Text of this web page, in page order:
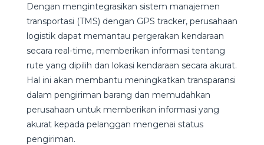
Dengan mengintegrasikan sistem manajemen
transportasi (TMS) dengan GPS tracker, perusahaan
logistik dapat memantau pergerakan kendaraan
secara real-time, memberikan informasi tentang
rute yang dipilih dan lokasi kendaraan secara akurat.
Hal ini akan membantu meningkatkan transparansi
dalam pengiriman barang dan memudahkan
perusahaan untuk memberikan informasi yang
akurat kepada pelanggan mengenai status
pengiriman.